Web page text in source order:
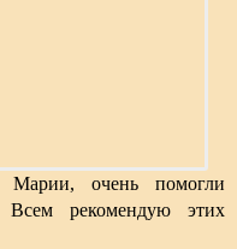
очень помогли
Всем рекомендую этих